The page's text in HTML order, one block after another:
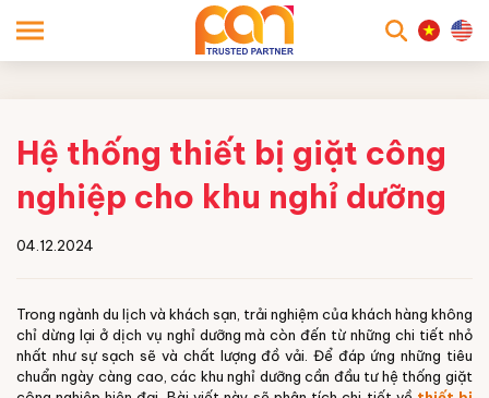
Hệ thống thiết bị giặt công
nghiệp cho khu nghỉ dưỡng
04.12.2024
Trong ngành du lịch và khách sạn, trải nghiệm của khách hàng không
chỉ dừng lại ở dịch vụ nghỉ dưỡng mà còn đến từ những chi tiết nhỏ
nhất như sự sạch sẽ và chất lượng đồ vải. Để đáp ứng những tiêu
chuẩn ngày càng cao, các khu nghỉ dưỡng cần đầu tư hệ thống giặt